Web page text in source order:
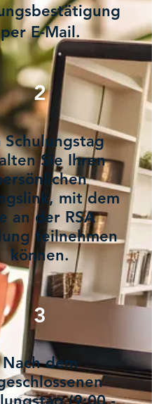
per E-Mail.
2
Schulungstag
Sie Ihren
mit dem
an der RSA
teilnehmen
können.
3
Nach dem